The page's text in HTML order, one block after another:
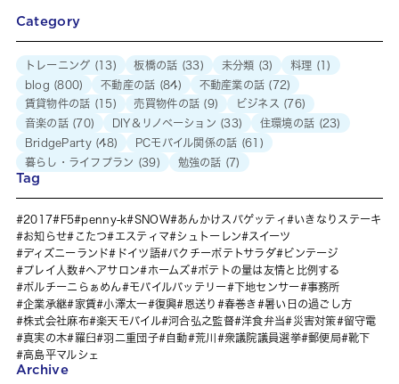
Category
トレーニング (13) 板橋の話 (33) 未分類 (3) 料理 (1)
blog (800) 不動産の話 (84) 不動産業の話 (72)
賃貸物件の話 (15) 売買物件の話 (9) ビジネス (76)
音楽の話(70) DIY＆リノベーション (33) 住環境の話 (23)
BridgeParty(48) PCモバイル関係の話 (61)
暮らし・ライフプラン (39) 勉強の話 (7)
Tag
2017 F5 penny-k SNOW あんかけスパゲッティ
いきなりステーキ
お知らせ
こたつ エスティマ シュトーレン
スイーツ
ディズニーランド
ドイツ語 パクチーポテトサラダ
ビンテージ
プレイ人数
ヘアサロン ホームズ
ポテトの量は友情と比例する
ポルチーニらぁめん
モバイルバッテリー 下地センサー
事務所
企業承継
家賃 小澤太一 復興 恩送り 春巻き
暑い日の過ごし方
株式会社麻布
楽天モバイル 河合弘之監督 洋食弁当 災害対策
留守電
真実の木
羅臼 羽二重団子 自動 荒川 衆議院議員選挙 郵便局
靴下
高島平マルシェ
Archive